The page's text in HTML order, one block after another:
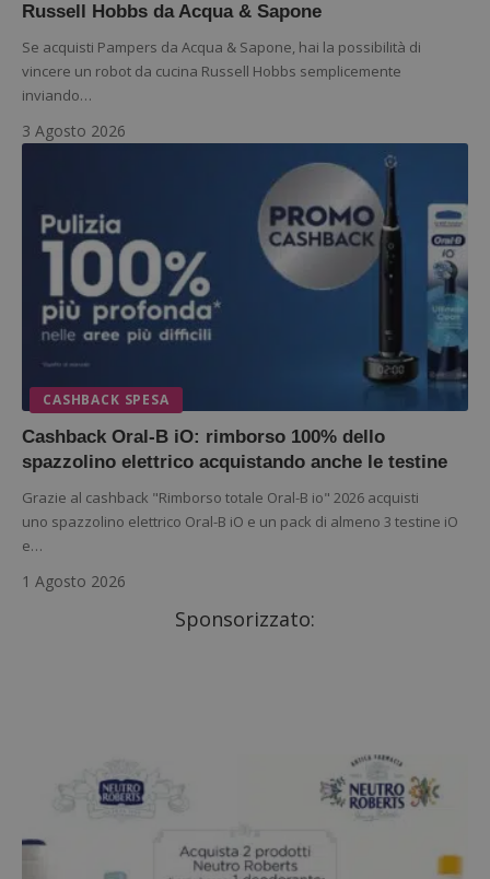
Russell Hobbs da Acqua & Sapone
Se acquisti Pampers da Acqua & Sapone, hai la possibilità di
vincere un robot da cucina Russell Hobbs semplicemente
inviando…
3 Agosto 2026
CASHBACK SPESA
Cashback Oral-B iO: rimborso 100% dello
spazzolino elettrico acquistando anche le testine
Grazie al cashback "Rimborso totale Oral-B io" 2026 acquisti
uno spazzolino elettrico Oral-B iO e un pack di almeno 3 testine iO
e…
1 Agosto 2026
Sponsorizzato: